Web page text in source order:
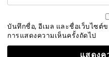
บันทึกชื่อ, อีเมล และชื่อเว็บไซต์
การแสดงความเห็นครั้งถัดไป